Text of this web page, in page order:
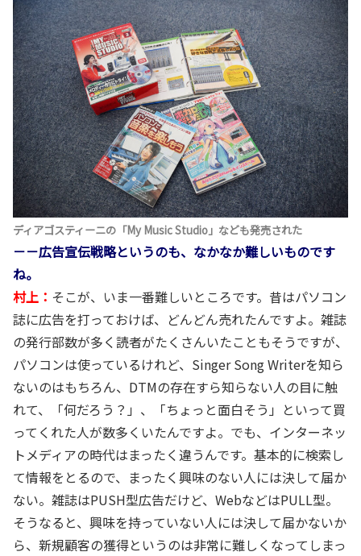
ディアゴスティーニの「My Music Studio」なども発売された
－－広告宣伝戦略というのも、なかなか難しいものです
ね。
村上： そこが、いま一番難しいところです。昔はパソコン
誌に広告を打っておけば、どんどん売れたんですよ。雑誌
の発行部数が多く読者がたくさんいたこともそうですが、
パソコンは使っているけれど、Singer Song Writerを知ら
ないのはもちろん、DTMの存在すら知らない人の目に触
れて、「何だろう？」、「ちょっと面白そう」といって買
ってくれた人が数多くいたんですよ。でも、インターネッ
トメディアの時代はまったく違うんです。基本的に検索し
て情報をとるので、まったく興味のない人には決して届か
ない。雑誌はPUSH型広告だけど、WebなどはPULL型。
そうなると、興味を持っていない人には決して届かないか
ら、新規顧客の獲得というのは非常に難しくなってしまっ